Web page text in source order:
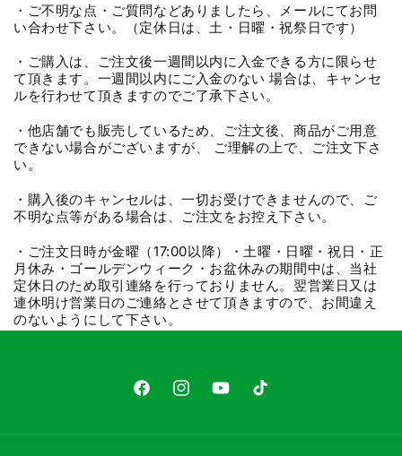
・ご不明な点・ご質問などありましたら、メールにてお問
い合わせ下さい。（定休日は、土・日曜・祝祭日です）
・ご購入は、ご注文後一週間以内に入金できる方に限らせ
て頂きます。一週間以内にご入金のない 場合は、キャンセ
ルを行わせて頂きますのでご了承下さい。
・他店舗でも販売しているため、ご注文後、商品がご用意
できない場合がございますが、 ご理解の上で、ご注文下さ
い。
・購入後のキャンセルは、一切お受けできませんので、ご
不明な点等がある場合は、ご注文をお控え下さい。
・ご注文日時が金曜（17:00以降）・土曜・日曜・祝日・正
月休み・ゴールデンウィーク・お盆休みの期間中は、当社
定休日のため取引連絡を行っておりません。翌営業日又は
連休明け営業日のご連絡とさせて頂きますので、お間違え
のないようにして下さい。
FacebookInstagramYouTubeTikTok